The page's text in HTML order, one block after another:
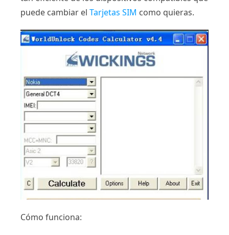
puede cambiar el Tarjetas SIM como quieras.
Cómo funciona: